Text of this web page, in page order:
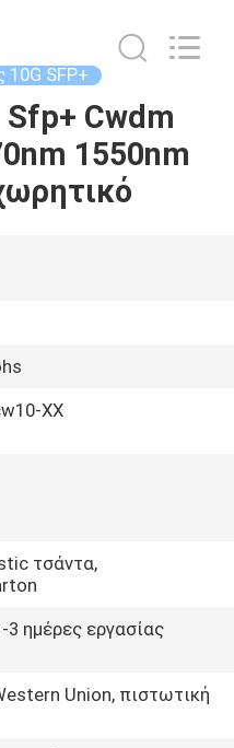
SFP+
Cwdm
1550nm
ΧΧ
τσάντα,
ημέρες εργασίας
Union, πιστωτική